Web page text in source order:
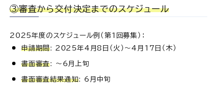
③審査から交付決定までのスケジュール
2025年度のスケジュール例（第1回募集）：
申請期間: 2025年4月8日（火）～4月17日（木）
書面審査: ～6月上旬
書面審査結果通知: 6月中旬